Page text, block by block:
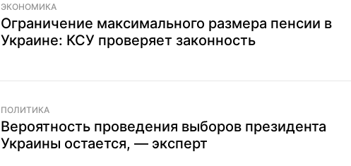
ЭКОНОМИКА
Ограничение максимального размера пенсии в
Украине: КСУ проверяет законность
ПОЛИТИКА
Вероятность проведения выборов президента
Украины остается, — эксперт